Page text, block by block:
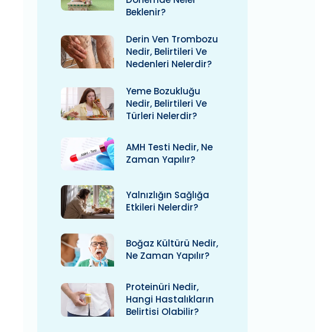
Beklenir?
Derin Ven Trombozu
Nedir, Belirtileri Ve
Nedenleri Nelerdir?
Yeme Bozukluğu
Nedir, Belirtileri Ve
Türleri Nelerdir?
AMH Testi Nedir, Ne
Zaman Yapılır?
Yalnızlığın Sağlığa
Etkileri Nelerdir?
Boğaz Kültürü Nedir,
Ne Zaman Yapılır?
Proteinüri Nedir,
Hangi Hastalıkların
Belirtisi Olabilir?